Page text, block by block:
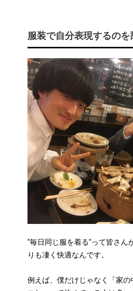
服装で自分表現するのを
”毎日同じ服を着る”って皆さん
りも凄く快適なんです。
例えば、僕だけじゃなく「家の